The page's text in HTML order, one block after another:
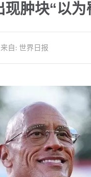
现肿块“以
来自: 世界日报